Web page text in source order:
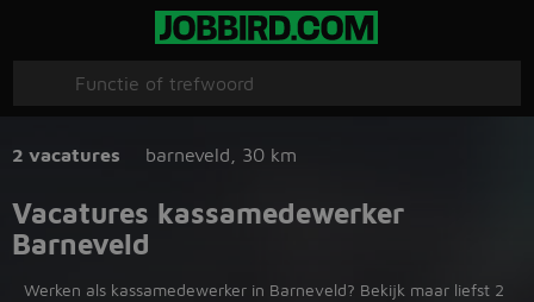
2 vacatures barneveld 30 km
Vacatures kassamedewerker
Barneveld
Werken als kassamedewerker in Barneveld? Bekijk maar liefst 2